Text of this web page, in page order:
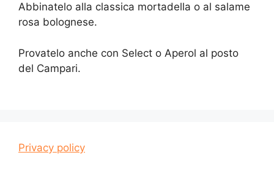
Abbinatelo alla classica mortadella o al salame
rosa bolognese.
Provatelo anche con Select o Aperol al posto
del Campari.
Privacy policy